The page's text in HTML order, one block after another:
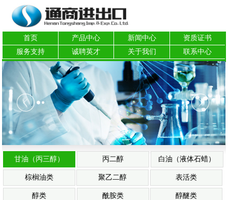
首页 产品中心 新闻中心
资质证书
服务支持
诚聘英才 关于我们 联系中心
甘油（丙三醇） 丙二醇 白油（液体石蜡）
棕榈油类 聚乙二醇 表活类
醇类 酰胺类 醇醚类